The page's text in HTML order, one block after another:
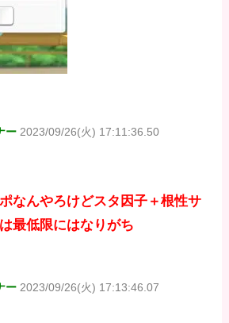
ー 2023/09/26(火) 17:11:36.50
なんやろけどスタ因子＋根性サ
最低限にはなりがち
ー 2023/09/26(火) 17:13:46.07